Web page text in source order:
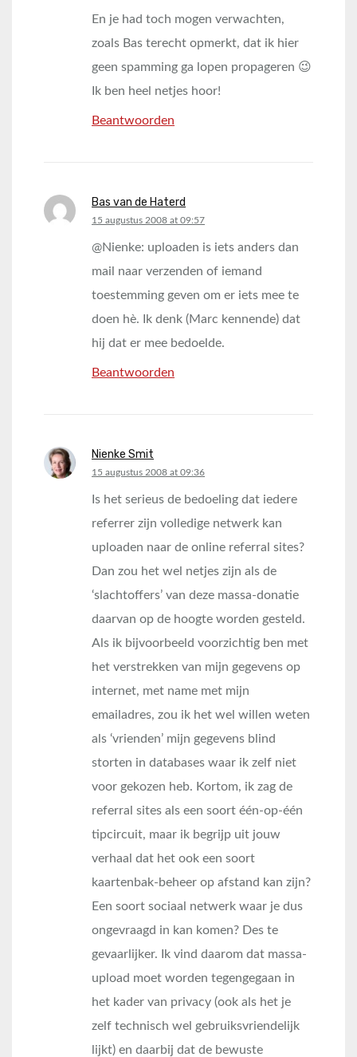
En je had toch mogen verwachten,
zoals Bas terecht opmerkt, dat ik hier
geen spamming ga lopen propageren 😉
Ik ben heel netjes hoor!
Beantwoorden
Bas van de Haterd
says:
15 augustus 2008 at 09:57
@Nienke: uploaden is iets anders dan
mail naar verzenden of iemand
toestemming geven om er iets mee te
doen hè. Ik denk (Marc kennende) dat
hij dat er mee bedoelde.
Beantwoorden
Nienke Smit
says:
15 augustus 2008 at 09:36
Is het serieus de bedoeling dat iedere
referrer zijn volledige netwerk kan
uploaden naar de online referral sites?
Dan zou het wel netjes zijn als de
‘slachtoffers’ van deze massa-donatie
daarvan op de hoogte worden gesteld.
Als ik bijvoorbeeld voorzichtig ben met
het verstrekken van mijn gegevens op
internet, met name met mijn
emailadres, zou ik het wel willen weten
als ‘vrienden’ mijn gegevens blind
storten in databases waar ik zelf niet
voor gekozen heb. Kortom, ik zag de
referral sites als een soort één-op-één
tipcircuit, maar ik begrijp uit jouw
verhaal dat het ook een soort
kaartenbak-beheer op afstand kan zijn?
Een soort sociaal netwerk waar je dus
ongevraagd in kan komen? Des te
gevaarlijker. Ik vind daarom dat massa-
upload moet worden tegengegaan in
het kader van privacy (ook als het je
zelf technisch wel gebruiksvriendelijk
lijkt) en daarbij dat de bewuste